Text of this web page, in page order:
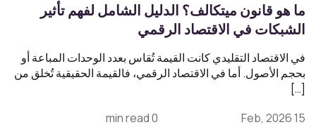
ما هو قانون ميتكالف؟ الدليل الشامل لفهم تأثير
الشبكات في الاقتصاد الرقمي
في الاقتصاد التقليدي كانت القيمة تُقاس بعدد الوحدات المباعة أو
بحجم الأصول. أما في الاقتصاد الرقمي، فالقيمة الحقيقية تُخلق من
[…]
15 Feb, 2026
0 min read